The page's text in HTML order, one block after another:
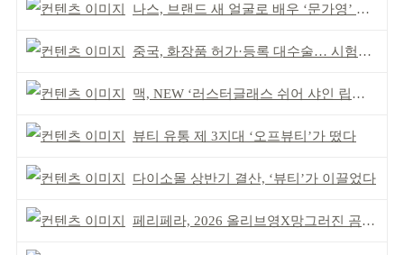
나스, 브랜드 새 얼굴로 배우 ‘문가영’ 발탁
중국, 화장품 허가·등록 대수술… 시험자료 공용 허용
맥, NEW ‘러스터글래스 쉬어 샤인 립스틱’ 출시
뷰티 유통 제 3지대 ‘오프뷰티’가 떴다
다이소몰 상반기 결산, ‘뷰티’가 이끌었다
페리페라, 2026 올리브영X망그러진 곰 콜라보